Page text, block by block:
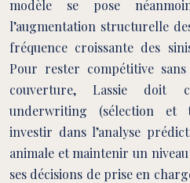
modèle se pose
l’augmentation structurelle
fréquence croissante des
Pour rester compétitive
couverture, Lassie doit
underwriting (sélection et
investir dans l’analyse
animale et maintenir un
ses décisions de prise en